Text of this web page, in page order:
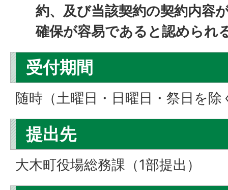
約、及び当該契約の契約内容
確保が容易であると認められ
受付期間
随時（土曜日・日曜日・祭日を除
提出先
大木町役場総務課（1部提出）